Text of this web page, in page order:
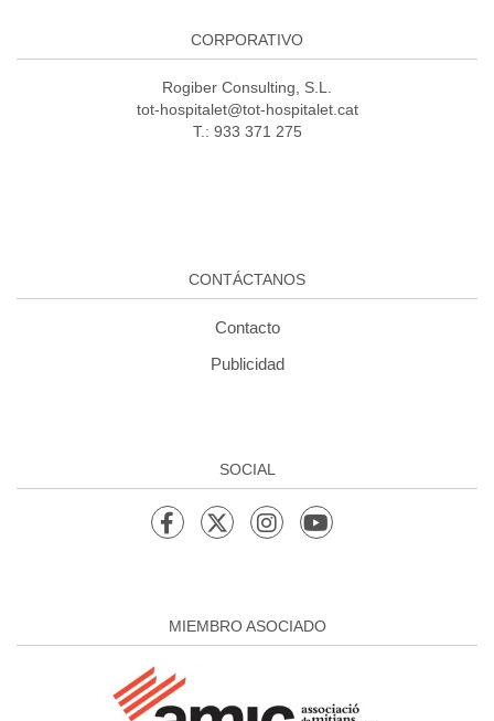
CORPORATIVO
Rogiber Consulting, S.L.
tot-hospitalet@tot-hospitalet.cat
T.: 933 371 275
CONTÁCTANOS
Contacto
Publicidad
SOCIAL
MIEMBRO ASOCIADO